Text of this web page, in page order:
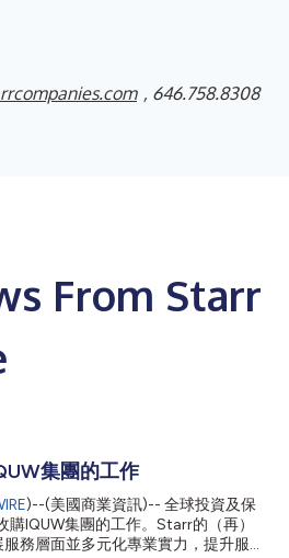
, 646.758.8308
From Starr
集團的工作
)--(美國商業資訊)-- 全球投資及保
IQUW集團的工作。Starr的（再）
務層面並多元化專業實力，提升服務